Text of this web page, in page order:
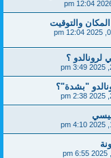
والتوقيت
؟
"بشدة"؟